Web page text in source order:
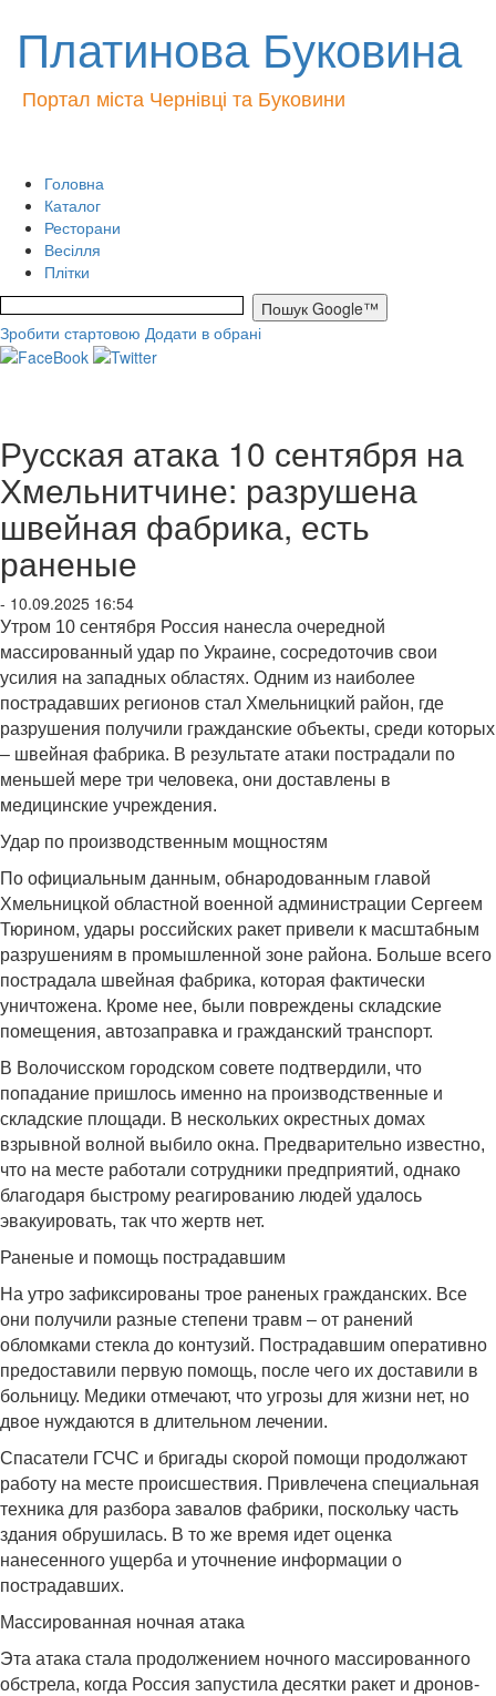
Платинова Буковина
Портал міста Чернівці та Буковини
Головна
Каталог
Ресторани
Весілля
Плітки
Зробити стартовою Додати в обрані
Русская атака 10 сентября на
Хмельнитчине: разрушена
швейная фабрика, есть
раненые
- 10.09.2025 16:54
Утром 10 сентября Россия нанесла очередной
массированный удар по Украине, сосредоточив свои
усилия на западных областях. Одним из наиболее
пострадавших регионов стал Хмельницкий район, где
разрушения получили гражданские объекты, среди которых
– швейная фабрика. В результате атаки пострадали по
меньшей мере три человека, они доставлены в
медицинские учреждения.
Удар по производственным мощностям
По официальным данным, обнародованным главой
Хмельницкой областной военной администрации Сергеем
Тюрином, удары российских ракет привели к масштабным
разрушениям в промышленной зоне района. Больше всего
пострадала швейная фабрика, которая фактически
уничтожена. Кроме нее, были повреждены складские
помещения, автозаправка и гражданский транспорт.
В Волочисском городском совете подтвердили, что
попадание пришлось именно на производственные и
складские площади. В нескольких окрестных домах
взрывной волной выбило окна. Предварительно известно,
что на месте работали сотрудники предприятий, однако
благодаря быстрому реагированию людей удалось
эвакуировать, так что жертв нет.
Раненые и помощь пострадавшим
На утро зафиксированы трое раненых гражданских. Все
они получили разные степени травм – от ранений
обломками стекла до контузий. Пострадавшим оперативно
предоставили первую помощь, после чего их доставили в
больницу. Медики отмечают, что угрозы для жизни нет, но
двое нуждаются в длительном лечении.
Спасатели ГСЧС и бригады скорой помощи продолжают
работу на месте происшествия. Привлечена специальная
техника для разбора завалов фабрики, поскольку часть
здания обрушилась. В то же время идет оценка
нанесенного ущерба и уточнение информации о
пострадавших.
Массированная ночная атака
Эта атака стала продолжением ночного массированного
обстрела, когда Россия запустила десятки ракет и дронов-